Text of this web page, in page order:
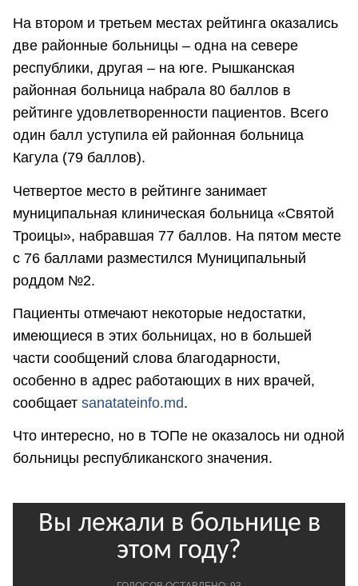
На втором и третьем местах рейтинга оказались
две районные больницы – одна на севере
республики, другая – на юге. Рышканская
районная больница набрала 80 баллов в
рейтинге удовлетворенности пациентов. Всего
один балл уступила ей районная больница
Кагула (79 баллов).
Четвертое место в рейтинге занимает
муниципальная клиническая больница «Святой
Троицы», набравшая 77 баллов. На пятом месте
с 76 баллами разместился Муниципальный
роддом №2.
Пациенты отмечают некоторые недостатки,
имеющиеся в этих больницах, но в большей
части сообщений слова благодарности,
особенно в адрес работающих в них врачей,
сообщает sanatateinfo.md.
Что интересно, но в ТОПе не оказалось ни одной
больницы республиканского значения.